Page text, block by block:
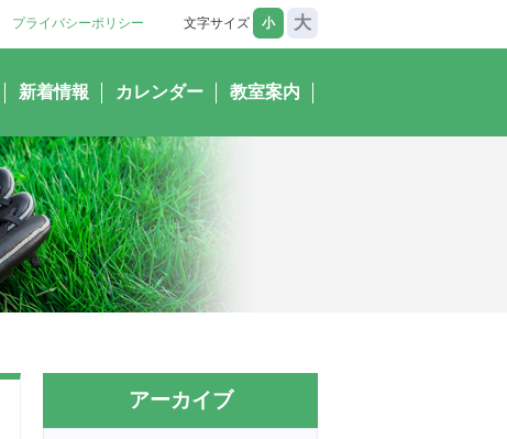
プライバシーポリシー
新着情報 カレンダー 教室案内
文字サイズ 小 大
アーカイブ